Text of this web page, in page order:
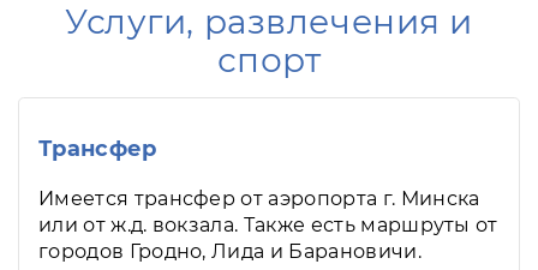
Услуги, развлечения и
спорт
Трансфер
Имеется трансфер от аэропорта г. Минска
или от ж.д. вокзала. Также есть маршруты от
городов Гродно, Лида и Барановичи.